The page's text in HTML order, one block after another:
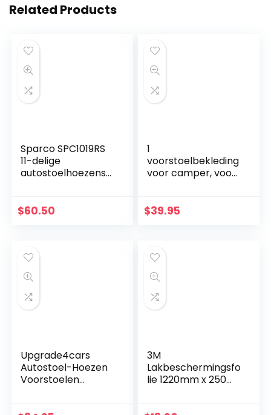
Related Products
Sparco SPC1019RS
11-delige
autostoelhoezense
$60.50
1
voorstoelbekleding
voor camper, voor
Sprinter 316 CDi 163
$39.95
Upgrade4cars
Autostoel-Hoezen
Voorstoelen
3M
Lakbeschermingsfo
lie 1220mm x 250